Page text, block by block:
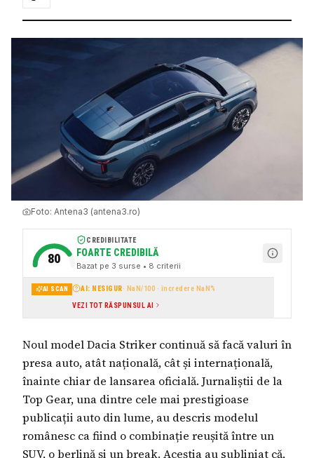
Foto: Antena3 (antena3.ro)
80
CREDIBILITATE
FOARTE CREDIBILĂ
Bazat pe 3 surse • 8 criterii
AI SCAN AI: NESIGUR· NaN/100 · încredere NaN%
VEZI TOT RĂSPUNSUL AI
Noul model Dacia Striker continuă să facă valuri în
presa auto, atât națională, cât și internațională,
înainte chiar de lansarea oficială. Jurnaliștii de la
Top Gear, una dintre cele mai prestigioase
publicații auto din lume, au descris modelul
românesc ca fiind o combinație reușită între un
SUV, o berlină și un break. Aceștia au subliniat că,